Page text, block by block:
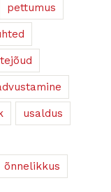
pettumus
usaldus
õnnelikkus